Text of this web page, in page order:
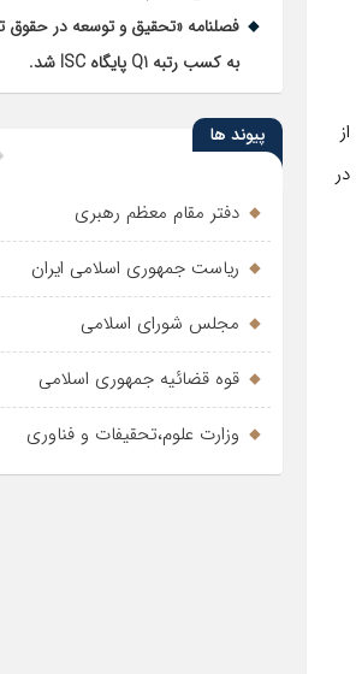
فصلنامه «تحقیق و توسعه در حقوق
به کسب رتبه Q1 پایگاه ISC شد.
پیوند ها
دفتر مقام معظم رهبری
ریاست جمهوری اسلامی ایران
مجلس شورای اسلامی
قوه قضائیه جمهوری اسلامی
وزارت علوم،تحقیفات و فناوری